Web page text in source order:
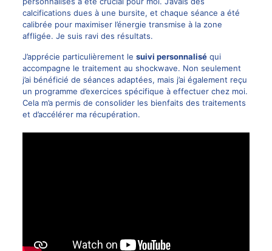
calcifications dues à une bursite, et chaque séance a été
calibrée pour maximiser l’énergie transmise à la zone
affligée. Je suis ravi des résultats.
J’apprécie particulièrement le suivi personnaliséqui
accompagne le traitement au shockwave. Non seulement
j’ai bénéficié de séances adaptées, mais j’ai également reçu
un programme d’exercices spécifique à effectuer chez moi.
Cela m’a permis de consolider les bienfaits des traitements
et d’accélérer ma récupération.